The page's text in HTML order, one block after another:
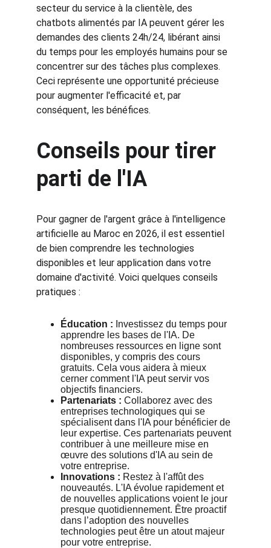
secteur du service à la clientèle, des
chatbots alimentés par IA peuvent gérer les
demandes des clients 24h/24, libérant ainsi
du temps pour les employés humains pour se
concentrer sur des tâches plus complexes.
Ceci représente une opportunité précieuse
pour augmenter l'efficacité et, par
conséquent, les bénéfices.
Conseils pour tirer
parti de l'IA
Pour gagner de l'argent grâce à l'intelligence
artificielle au Maroc en 2026, il est essentiel
de bien comprendre les technologies
disponibles et leur application dans votre
domaine d'activité. Voici quelques conseils
pratiques :
Éducation : Investissez du temps pour
apprendre les bases de l'IA. De
nombreuses ressources en ligne sont
disponibles, y compris des cours
gratuits. Cela vous aidera à mieux
cerner comment l'IA peut servir vos
objectifs financiers.
Partenariats : Collaborez avec des
entreprises technologiques qui se
spécialisent dans l'IA pour bénéficier de
leur expertise. Ces partenariats peuvent
contribuer à une meilleure mise en
œuvre des solutions d'IA au sein de
votre entreprise.
Innovations : Restez à l'affût des
nouveautés. L'IA évolue rapidement et
de nouvelles applications voient le jour
presque quotidiennement. Être proactif
dans l’adoption des nouvelles
technologies peut être un atout majeur
pour votre entreprise.